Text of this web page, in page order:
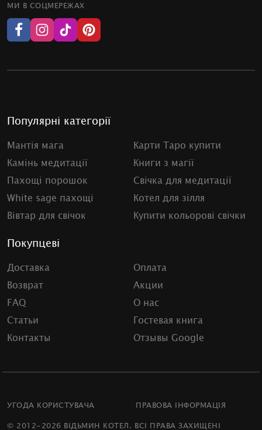
МИ В СОЦМЕРЕЖАХ
Популярні категорії
Мантія мага
Карти Таро купити
Камінь медитації
Книги з магії
Пахощі порошок
Свічка для медитації
White sage пахощі
Котел для зілля
Вівтар для свічок
Купити кольорові свічки
Покупцеві
Доставка
Оплата
Возврат
Акции
FAQ
О нас
Статьи
Гостевая книга
Контакты
Отзывы Google
УГОДА КОРИСТУВАЧА ПРАВОВА ІНФОРМАЦІЯ
© 2012-2026 ВІДЬМИН КОТЕЛ. ВСІ ПРАВА ЗАХИЩЕНІ